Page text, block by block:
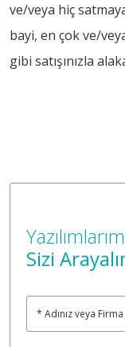
ve/veya hiç
bayi, en çok ve/
gibi satışınızla
Sizi